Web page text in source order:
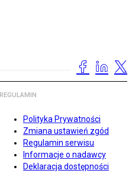
REGULAMIN
Polityka Prywatności
Zmiana ustawień zgód
Regulamin serwisu
Informacje o nadawcy
Deklaracja dostępności